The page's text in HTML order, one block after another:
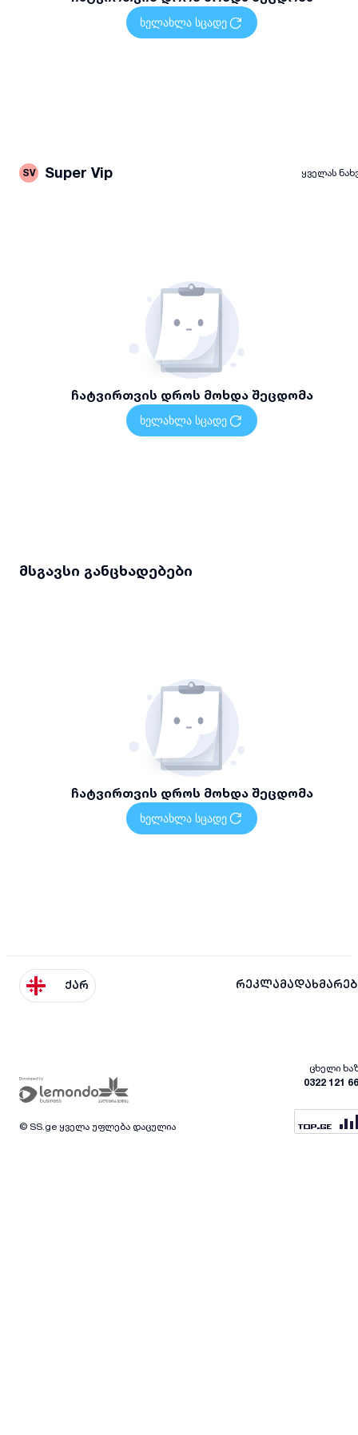
ხელახლა სცადე
SV Super Vip ყველას
ჩატვირთვის დროს მოხდა შეცდომა
ხელახლა სცადე
მსგავსი განცხადებები
ჩატვირთვის დროს მოხდა შეცდომა
ხელახლა სცადე
ქარ რეკლამა
ცხელი
0322 121
© SS.ge ყველა უფლება დაცულია